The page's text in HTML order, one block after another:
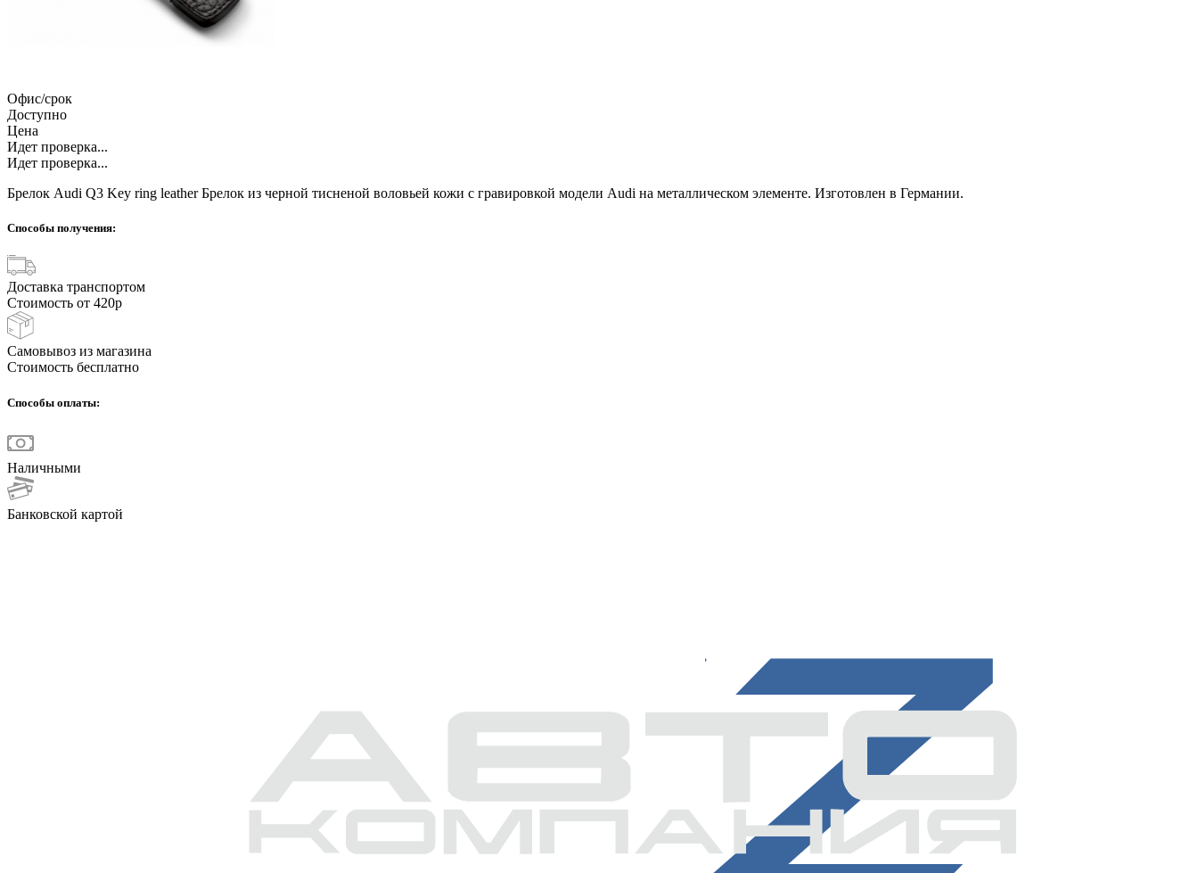
Офис/срок
Доступно
Цена
Идет проверка...
Идет проверка...
Брелок Audi Q3 Key ring leather Брелок из черной тисненой воловьей кожи с гравировкой модели Audi на металлическом элементе. Изготовлен в Германии.
Способы получения:
Доставка транспортом
Стоимость от 420р
Самовывоз из магазина
Стоимость бесплатно
Способы оплаты:
Наличными
Банковской картой